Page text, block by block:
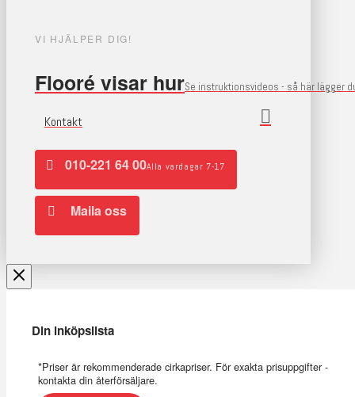
VI HJÄLPER DIG!
Flooré visar hurSe instruktionsvideos - så här lägger
Kontakt
010-221 64 00Alla vardagar 7-17
Maila oss
Din inköpslista
*Priser är rekommenderade cirkapriser. För exakta prisuppgifter -
kontakta din återförsäljare.